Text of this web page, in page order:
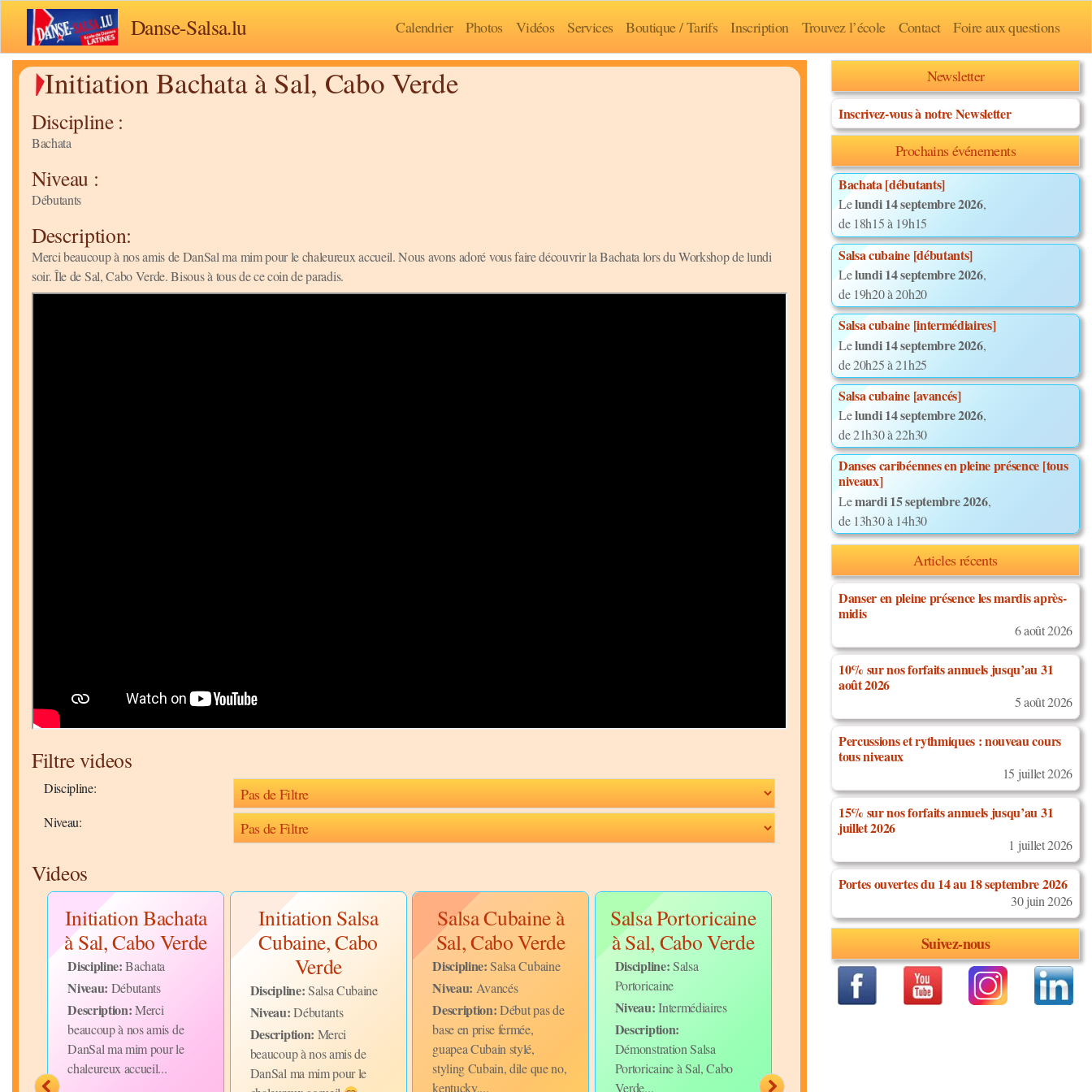
Danse-Salsa.lu Calendrier Photos Vidéos Services Boutique / Tarifs Inscription Trouvez l’école Contact Foire aux questions
Initiation Bachata à Sal, Cabo Verde
Discipline :
Bachata
Niveau :
Débutants
Description:
Merci beaucoup à nos amis de DanSal ma mim pour le chaleureux accueil. Nous avons adoré vous faire découvrir la Bachata lors du Workshop de lundi
soir. Île de Sal, Cabo Verde. Bisous à tous de ce coin de paradis.
Filtre videos
Discipline:
Niveau:
Videos
Initiation Bachata
à Sal, Cabo Verde
Discipline:Bachata
Niveau: Débutants
Description:Merci
beaucoup à nos amis de
DanSal ma mim pour le
chaleureux accueil...
Initiation Salsa
Cubaine, Cabo
Verde
Discipline:Salsa Cubaine
Niveau:Débutants
Description: Merci
beaucoup à nos amis de
DanSal ma mim pour le
Salsa Cubaine à
Sal, Cabo Verde
Discipline:Salsa Cubaine
Niveau: Avancés
Description:Début pas de
base en prise fermée,
guapea Cubain stylé,
styling Cubain, dile que no,
kentucky,...
Salsa Portoricaine
à Sal, Cabo Verde
Discipline:Salsa
Portoricaine
Niveau:Intermédiaires
Description:
Démonstration Salsa
Portoricaine à Sal, Cabo
Verde...
Salsa Cubaine sur
le rythme Rumba
Discipline:Salsa Cubaine
Avancés
Description:Interprétation
Tombés,
déhanché
Discipline:Bachata
Niveau: Avancés
Description:
Newsletter
Inscrivez-vous à notre Newsletter
Prochains événements
Bachata [débutants]
Lelundi 14 septembre 2026,
de 18h15 à 19h15
Salsa cubaine [débutants]
Lelundi 14 septembre 2026,
de 19h20 à 20h20
Salsa cubaine [intermédiaires]
Lelundi 14 septembre 2026,
de 20h25 à 21h25
Salsa cubaine [avancés]
Lelundi 14 septembre 2026,
de 21h30 à 22h30
Danses caribéennes en pleine présence [tous
niveaux]
Lemardi 15 septembre 2026,
de 13h30 à 14h30
Articles récents
Danser en pleine présence les mardis après-
midis
6 août 2026
10% sur nos forfaits annuels jusqu’au 31
août 2026
5 août 2026
Percussions et rythmiques : nouveau cours
tous niveaux
15 juillet 2026
15% sur nos forfaits annuels jusqu’au 31
juillet 2026
1 juillet 2026
Portes ouvertes du 14 au 18 septembre 2026
30 juin 2026
Suivez-nous